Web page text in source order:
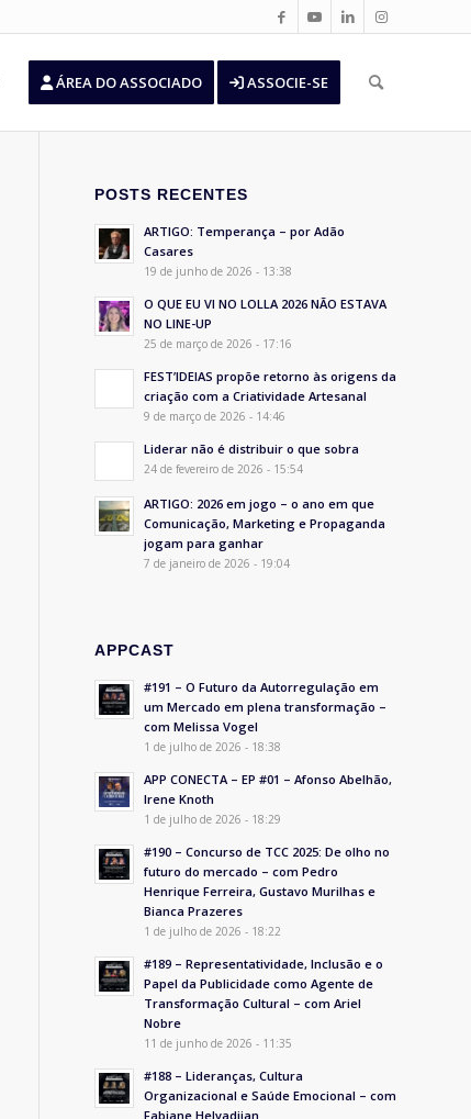
ÁREA DO ASSOCIADO ASSOCIE-SE
POSTS RECENTES
ARTIGO: Temperança – por Adão
Casares
19 de junho de 2026 - 13:38
O QUE EU VI NO LOLLA 2026 NÃO ESTAVA
NO LINE-UP
25 de março de 2026 - 17:16
FEST’IDEIAS propõe retorno às origens da
criação com a Criatividade Artesanal
9 de março de 2026 - 14:46
Liderar não é distribuir o que sobra
24 de fevereiro de 2026 - 15:54
ARTIGO: 2026 em jogo – o ano em que
Comunicação, Marketing e Propaganda
jogam para ganhar
7 de janeiro de 2026 - 19:04
APPCAST
#191 – O Futuro da Autorregulação em
um Mercado em plena transformação –
com Melissa Vogel
1 de julho de 2026 - 18:38
APP CONECTA – EP #01 – Afonso Abelhão,
Irene Knoth
1 de julho de 2026 - 18:29
#190 – Concurso de TCC 2025: De olho no
futuro do mercado – com Pedro
Henrique Ferreira, Gustavo Murilhas e
Bianca Prazeres
1 de julho de 2026 - 18:22
#189 – Representatividade, Inclusão e o
Papel da Publicidade como Agente de
Transformação Cultural – com Ariel
Nobre
11 de junho de 2026 - 11:35
#188 – Lideranças, Cultura
Organizacional e Saúde Emocional – com
Fabiane Helvadjian